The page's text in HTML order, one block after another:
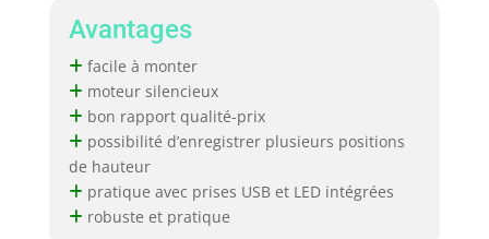
Avantages
facile à monter
moteur silencieux
bon rapport qualité-prix
possibilité d’enregistrer plusieurs positions
de hauteur
pratique avec prises USB et LED intégrées
robuste et pratique